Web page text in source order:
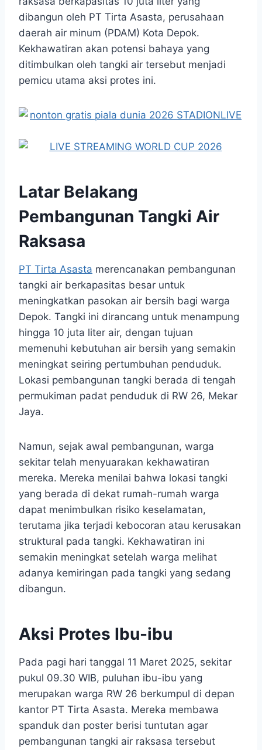
dibangun oleh PT Tirta Asasta, perusahaan
daerah air minum (PDAM) Kota Depok.
Kekhawatiran akan potensi bahaya yang
ditimbulkan oleh tangki air tersebut menjadi
pemicu utama aksi protes ini.
Latar Belakang
Pembangunan Tangki Air
Raksasa
PT Tirta Asasta merencanakan pembangunan
tangki air berkapasitas besar untuk
meningkatkan pasokan air bersih bagi warga
Depok. Tangki ini dirancang untuk menampung
hingga 10 juta liter air, dengan tujuan
memenuhi kebutuhan air bersih yang semakin
meningkat seiring pertumbuhan penduduk.
Lokasi pembangunan tangki berada di tengah
permukiman padat penduduk di RW 26, Mekar
Jaya.
Namun, sejak awal pembangunan, warga
sekitar telah menyuarakan kekhawatiran
mereka. Mereka menilai bahwa lokasi tangki
yang berada di dekat rumah-rumah warga
dapat menimbulkan risiko keselamatan,
terutama jika terjadi kebocoran atau kerusakan
struktural pada tangki. Kekhawatiran ini
semakin meningkat setelah warga melihat
adanya kemiringan pada tangki yang sedang
dibangun.
Aksi Protes Ibu-ibu
Pada pagi hari tanggal 11 Maret 2025, sekitar
pukul 09.30 WIB, puluhan ibu-ibu yang
merupakan warga RW 26 berkumpul di depan
kantor PT Tirta Asasta. Mereka membawa
spanduk dan poster berisi tuntutan agar
pembangunan tangki air raksasa tersebut